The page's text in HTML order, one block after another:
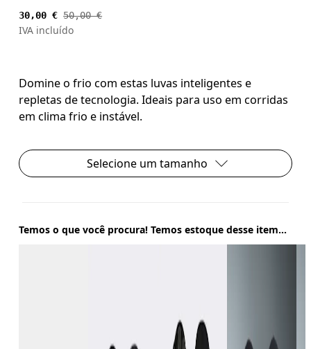
30,00 € 50,00 €
IVA incluído
Domine o frio com estas luvas inteligentes e
repletas de tecnologia. Ideais para uso em corridas
em clima frio e instável.
Selecione um tamanho
Temos o que você procura! Temos estoque desse item...